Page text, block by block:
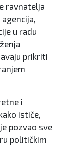
ravnatelja
u radu
prikriti
i
ističe,
pozvao sve
političkim